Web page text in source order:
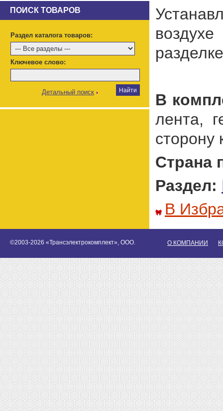
ПОИСК ТОВАРОВ
Раздел каталога товаров:
Ключевое слово:
Детальный поиск
В
лента,
сторону
Страна
Раздел:
В
©2003-2026 «Трансэлектрокомплект», ООО. О КОМПАНИИ